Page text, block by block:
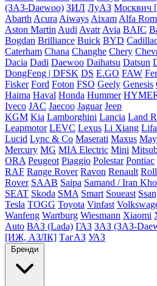
(ЗАЗ-Daewoo) ЗИЛ ЛуАЗ
Abarth Acura Aiways Aixam Alfa
Aston Martin Audi Avatr Avia BAIC
Bogdan Brilliance Buick BYD
Caterham Chana Changhe Chery
Dacia Dadi Daewoo Daihatsu Datsun
DongFeng | DFSK DS E.GO FAW
Fisker Ford Foton FSO Geely Genesis
Haima Haval Honda Hummer
Iveco JAC Jaecoo Jaguar Jeep
KGM Kia Lamborghini Lancia Land
Leapmotor LEVC Lexus Li Xiang
Lucid Lync & Co Maserati Maxus
Mercury MG MIA Electric Mini
ORA Peugeot Piaggio Polestar Pontiac
RAF Range Rover Ravon Renault
Rover SAAB Saipa Samand / Iran
SEAT Skoda SMA Smart Soueast
Tesla TOGG Toyota Vinfast
Wanfeng Wartburg Wiesmann Xiaomi
Auto ВАЗ (Lada) ГАЗ ЗАЗ (ЗАЗ-
[ИЖ, АЗЛК] ТагАЗ УАЗ
Бренди